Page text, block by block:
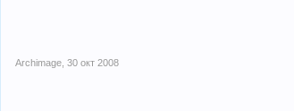
Archimage 30 окт 2008